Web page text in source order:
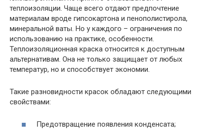
теплоизоляции. Чаще всего отдают предпочтение
материалам вроде гипсокартона и пенополистирола,
минеральной ваты. Но у каждого – ограничения по
использованию на практике, особенности.
Теплоизоляционная краска относится к доступным
альтернативам. Она не только защищает от любых
температур, но и способствует экономии.
Такие разновидности красок обладают следующими
свойствами:
Предотвращение появления конденсата;